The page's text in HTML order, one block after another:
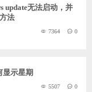
update无法启动，并
法
7364 0
显示星期
5507 0